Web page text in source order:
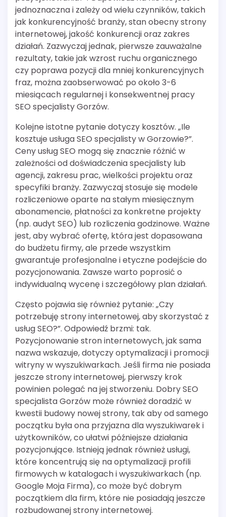
jednoznaczna i zależy od wielu czynników, takich
jak konkurencyjność branży, stan obecny strony
internetowej, jakość konkurencji oraz zakres
działań. Zazwyczaj jednak, pierwsze zauważalne
rezultaty, takie jak wzrost ruchu organicznego
czy poprawa pozycji dla mniej konkurencyjnych
fraz, można zaobserwować po około 3-6
miesiącach regularnej i konsekwentnej pracy
SEO specjalisty Gorzów.
Kolejne istotne pytanie dotyczy kosztów. „Ile
kosztuje usługa SEO specjalisty w Gorzowie?”.
Ceny usług SEO mogą się znacznie różnić w
zależności od doświadczenia specjalisty lub
agencji, zakresu prac, wielkości projektu oraz
specyfiki branży. Zazwyczaj stosuje się modele
rozliczeniowe oparte na stałym miesięcznym
abonamencie, płatności za konkretne projekty
(np. audyt SEO) lub rozliczenia godzinowe. Ważne
jest, aby wybrać ofertę, która jest dopasowana
do budżetu firmy, ale przede wszystkim
gwarantuje profesjonalne i etyczne podejście do
pozycjonowania. Zawsze warto poprosić o
indywidualną wycenę i szczegółowy plan działań.
Często pojawia się również pytanie: „Czy
potrzebuję strony internetowej, aby skorzystać z
usług SEO?”. Odpowiedź brzmi: tak.
Pozycjonowanie stron internetowych, jak sama
nazwa wskazuje, dotyczy optymalizacji i promocji
witryny w wyszukiwarkach. Jeśli firma nie posiada
jeszcze strony internetowej, pierwszy krok
powinien polegać na jej stworzeniu. Dobry SEO
specjalista Gorzów może również doradzić w
kwestii budowy nowej strony, tak aby od samego
początku była ona przyjazna dla wyszukiwarek i
użytkowników, co ułatwi późniejsze działania
pozycjonujące. Istnieją jednak również usługi,
które koncentrują się na optymalizacji profili
firmowych w katalogach i wyszukiwarkach (np.
Google Moja Firma), co może być dobrym
początkiem dla firm, które nie posiadają jeszcze
rozbudowanej strony internetowej.